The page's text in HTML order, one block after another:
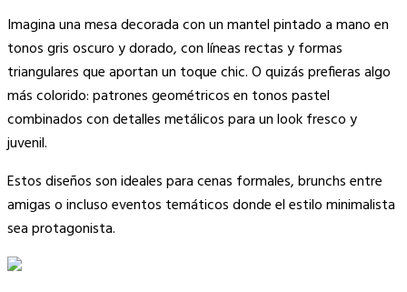
Imagina una mesa decorada con un mantel pintado a mano en
tonos gris oscuro y dorado, con líneas rectas y formas
triangulares que aportan un toque chic. O quizás prefieras algo
más colorido: patrones geométricos en tonos pastel
combinados con detalles metálicos para un look fresco y
juvenil.
Estos diseños son ideales para cenas formales, brunchs entre
amigas o incluso eventos temáticos donde el estilo minimalista
sea protagonista.